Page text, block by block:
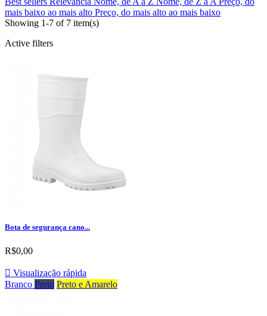
mais baixo ao mais alto Preço, do mais alto ao mais baixo
Showing 1-7 of 7 item(s)
Active filters
Bota de segurança cano...
R$0,00
 Visualização rápida
Branco Preto Preto e Amarelo